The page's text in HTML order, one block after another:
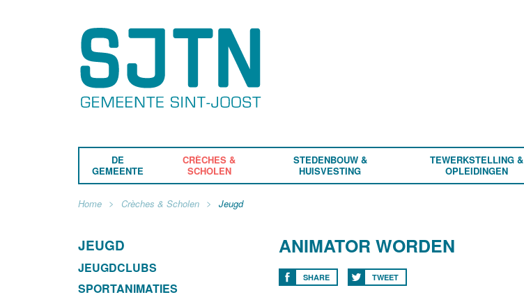
DE
GEMEENTE
CRÈCHES &
SCHOLEN
STEDENBOUW &
HUISVESTING
TEWERKSTELLING &
OPLEIDINGEN
Home Crèches & Scholen Jeugd
JEUGD
JEUGDCLUBS
SPORTANIMATIES
ANIMATOR WORDEN
SHARE TWEET